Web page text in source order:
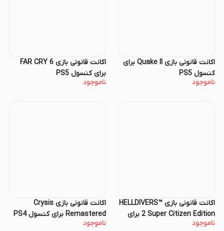
اکانت قانونی بازی Quake II برای
کنسول PS5
ناموجود
اکانت قانونی بازی FAR CRY 6
برای کنسول PS5
ناموجود
اکانت قانونی بازی HELLDIVERS™
2 Super Citizen Edition برای
کنسول PS5
ناموجود
اکانت قانونی بازی Crysis
Remastered برای کنسول PS4
ناموجود